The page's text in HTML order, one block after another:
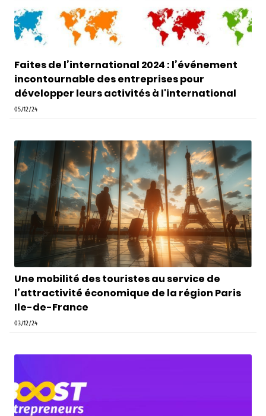
Faites de l’international 2024 : l’événement
incontournable des entreprises pour
développer leurs activités à l'international
05/12/24
Une mobilité des touristes au service de
l’attractivité économique de la région Paris
Ile-de-France
03/12/24